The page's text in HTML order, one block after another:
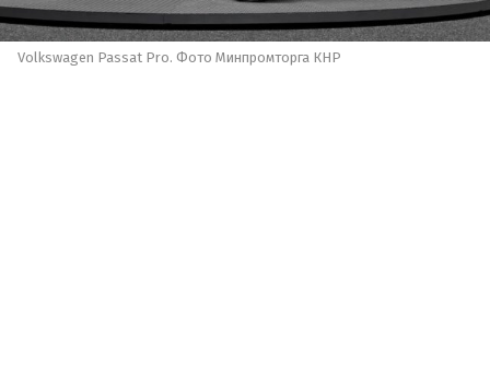
Volkswagen Passat Pro. Фото Минпромторга КНР